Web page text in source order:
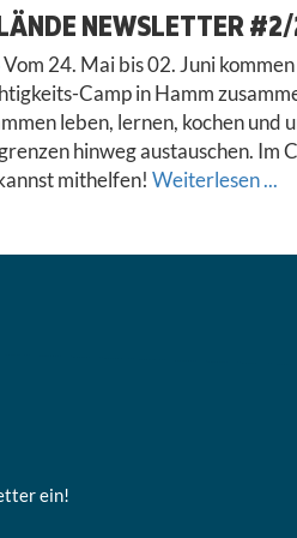
NEWSLETTER
Vom 24. Mai bis 02. Juni
Camp in Hamm
leben, lernen, kochen und
hinweg austauschen. Im
mithelfen! Weiterlesen ...
ein!